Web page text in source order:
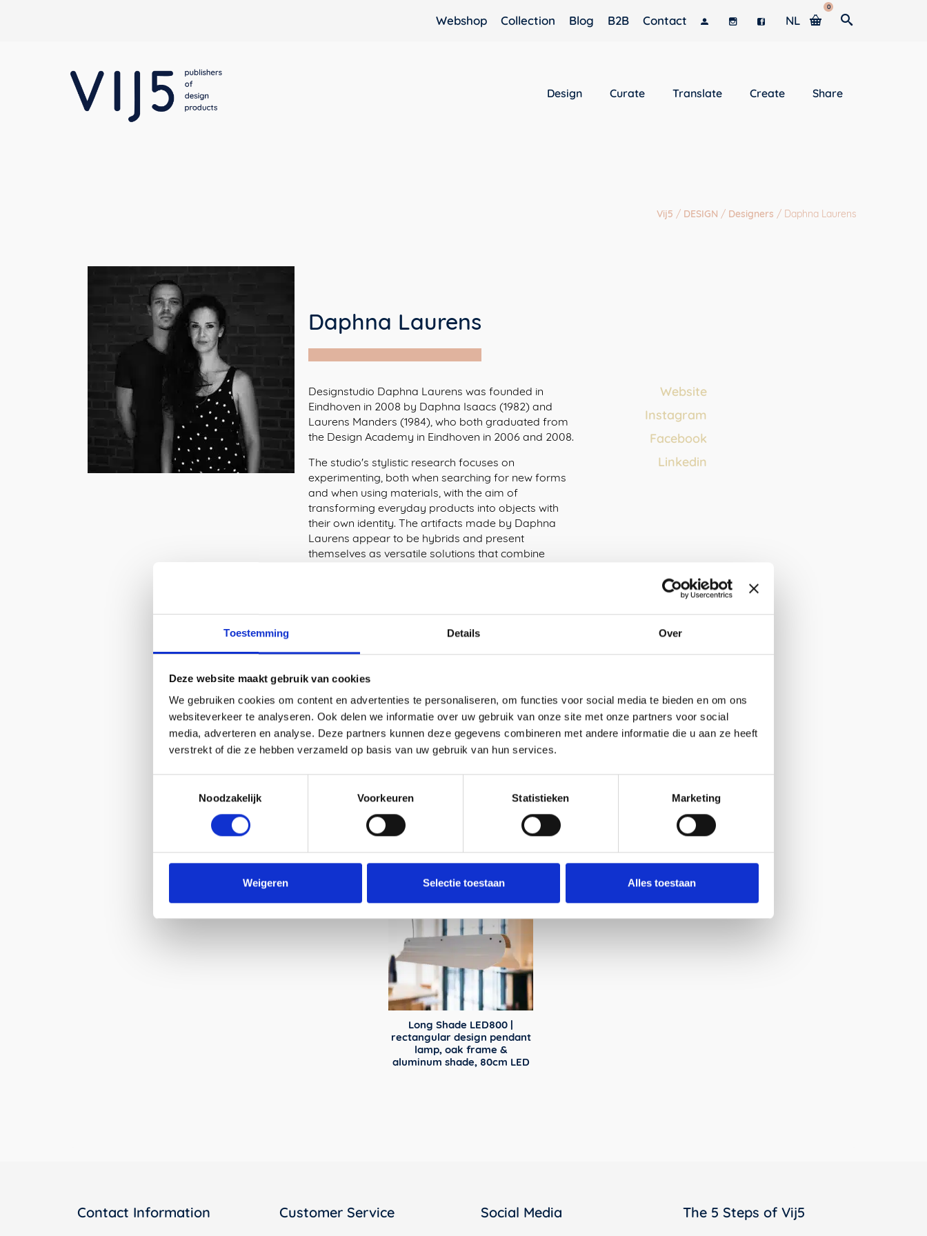
Toestemming Details Over
Deze website maakt gebruik van cookies
We gebruiken cookies om content en advertenties te personaliseren, om functies voor social media te bieden en om ons
websiteverkeer te analyseren. Ook delen we informatie over uw gebruik van onze site met onze partners voor social
media, adverteren en analyse. Deze partners kunnen deze gegevens combineren met andere informatie die u aan ze heeft
verstrekt of die ze hebben verzameld op basis van uw gebruik van hun services.
Noodzakelijk
Voorkeuren Statistieken Marketing
Weigeren Selectie toestaan Alles toestaan
0
Webshop Collection Blog B2B Contact NL
Design Curate Translate Create Share
Vij5 / DESIGN / Designers / Daphna Laurens
Daphna Laurens
Designstudio Daphna Laurens was founded in
Eindhoven in 2008 by Daphna Isaacs (1982) and
Laurens Manders (1984), who both graduated from
the Design Academy in Eindhoven in 2006 and 2008.
The studio's stylistic research focuses on
experimenting, both when searching for new forms
and when using materials, with the aim of
transforming everyday products into objects with
their own identity. The artifacts made by Daphna
Laurens appear to be hybrids and present
themselves as versatile solutions that combine
Website
Instagram
Facebook
Linkedin
Products in the Vij5 collection:
Refillable Candle | refillable
design Candle with rapeseed
LookShelf | design bookshelf
and cookbook holder in solid
Long Shade LED800 |
rectangular design pendant
lamp, oak frame &
aluminum shade, 80cm LED
Contact Information Customer Service Social Media The 5 Steps of Vij5